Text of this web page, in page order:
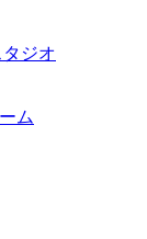
ジオ
ム